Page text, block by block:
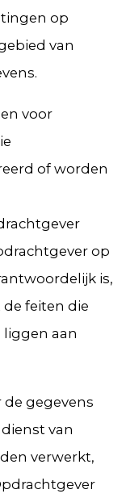
op
van
voor
of worden
op
is,
feiten die
aan
de gegevens
van
verwerkt,